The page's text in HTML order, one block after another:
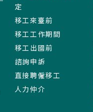
定
移工來臺前
移工工作期間
移工出國前
諮詢申訴
直接聘僱移工
人力仲介